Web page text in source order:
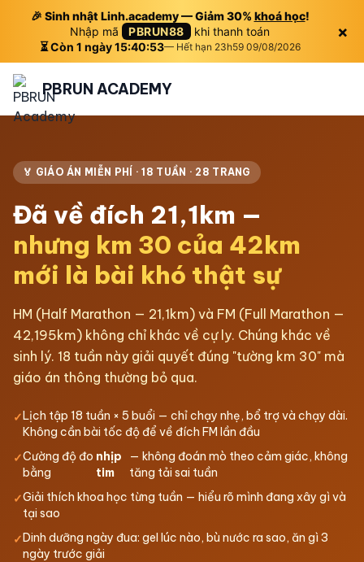
🎉 Sinh nhật Linh.academy — Giảm 30% khoá học!
Nhập mã PBRUN88 khi thanh toán
⏳ Còn 1 ngày 15:40:52— Hết hạn 23h59 09/08/2026
×
PBRUN ACADEMY
🏅 GIÁO ÁN MIỄN PHÍ · 18 TUẦN · 28 TRANG
Đã về đích 21,1km —
nhưng km 30 của 42km
mới là bài khó thật sự
HM (Half Marathon — 21,1km) và FM (Full Marathon —
42,195km) không chỉ khác về cự ly. Chúng khác về
sinh lý. 18 tuần này giải quyết đúng "tường km 30" mà
giáo án thông thường bỏ qua.
✓Lịch tập 18 tuần × 5 buổi — chỉ chạy nhẹ, bổ trợ và chạy dài.
Không cần bài tốc độ để về đích FM lần đầu
✓Cường độ đo
bằng
nhịp
tim
— không đoán mò theo cảm giác, không
tăng tải sai tuần
✓Giải thích khoa học từng tuần — hiểu rõ mình đang xây gì và
tại sao
✓Dinh dưỡng ngày đua: gel lúc nào, bù nước ra sao, ăn gì 3
ngày trước giải